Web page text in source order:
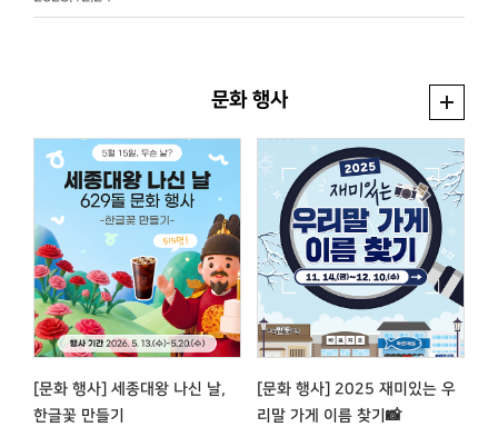
문화 행사
[문화 행사] 세종대왕 나신 날,
한글꽃 만들기
[문화 행사] 2025 재미있는 우
리말 가게 이름 찾기📸